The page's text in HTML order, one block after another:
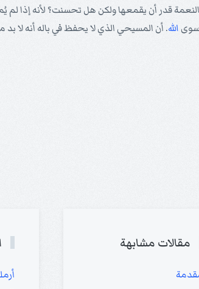
قدر أن يقمعها ولكن هل تحسنت؟ لأنه إذا لم
سوى الله. أن المسيحي الذي لا يحفظ في باله أنه لا بد
مقالات مشابهة